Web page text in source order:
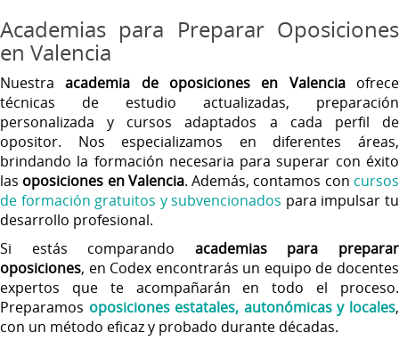
Academias para Preparar Oposiciones
en Valencia
Nuestraacademia de oposiciones en Valenciaofrece
técnicas de estudio actualizadas, preparación
personalizada y cursos adaptados a cada perfil de
opositor. Nos especializamos en diferentes áreas,
brindando la formación necesaria para superar con éxito
las oposiciones en Valencia. Además, contamos con cursos
de formación gratuitos y subvencionados para impulsar tu
desarrollo profesional.
Si estás comparando academias para preparar
oposiciones, en Codex encontrarás un equipo de docentes
expertos que te acompañarán en todo el proceso.
Preparamos oposiciones estatales, autonómicas y locales,
con un método eficaz y probado durante décadas.